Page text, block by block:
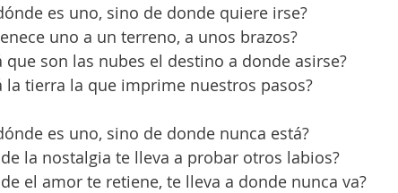
es uno, sino de donde quiere irse?
uno a un terreno, a unos brazos?
que son las nubes el destino a donde asirse?
la tierra la que imprime nuestros pasos?
es uno, sino de donde nunca está?
la nostalgia te lleva a probar otros labios?
el amor te retiene, te lleva a donde nunca va?